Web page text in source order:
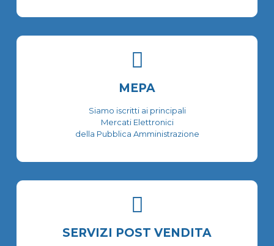
MEPA
Siamo iscritti ai principali
Mercati Elettronici
della Pubblica Amministrazione
SERVIZI POST VENDITA